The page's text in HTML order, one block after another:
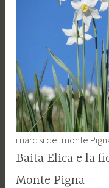
i narcisi del monte
Baita Elica e la
Monte Pigna